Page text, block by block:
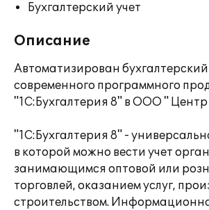
Бухгалтерский учет
Описание
Автоматизирован бухгалтерский
современного программного
"1С:Бухгалтерия 8" в ООО " Центр
"1С:Бухгалтерия 8" -
в которой можно вести учет
занимающимся оптовой или
торговлей, оказанием услуг,
строительством.